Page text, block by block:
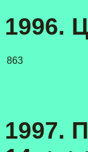
1996.
863
1997.